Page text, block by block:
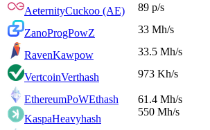
AeternityCuckoo (AE) 89 p/s
ZanoProgPowZ 33 Mh/s
RavenKawpow 33.5 Mh/s
VertcoinVerthash 973 Kh/s
EthereumPoWEthash
KaspaHeavyhash
61.4 Mh/s
550 Mh/s